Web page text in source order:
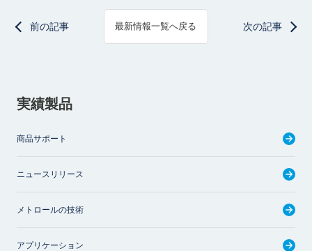
前の記事 最新情報一覧へ戻る 次の記事
実績製品
商品サポート
ニュースリリース
メトロールの技術
アプリケーション